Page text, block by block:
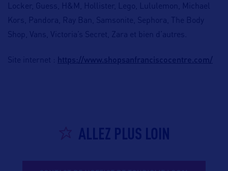
Locker, Guess, H&M, Hollister, Lego, Lululemon, Michael
Kors, Pandora, Ray Ban, Samsonite, Sephora, The Body
Shop, Vans, Victoria’s Secret, Zara et bien d’autres.
Site internet : https://www.shopsanfranciscocentre.com/
ALLEZ PLUS LOIN